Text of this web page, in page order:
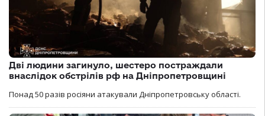
Дві людини загинуло, шестеро постраждали
внаслідок обстрілів рф на Дніпропетровщині
Понад 50 разів росіяни атакували Дніпропетровську області.